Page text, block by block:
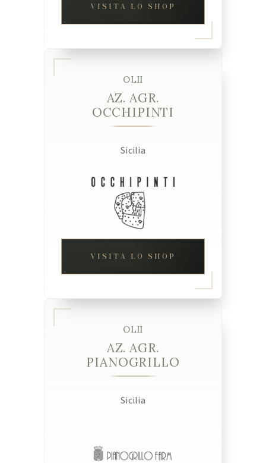
VISITA LO SHOP
OLII
AZ. AGR.
OCCHIPINTI
Sicilia
VISITA LO SHOP
OLII
AZ. AGR.
PIANOGRILLO
Sicilia